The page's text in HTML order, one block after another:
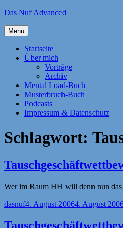
Zum
springen
Das Nuf Advanced
Menü
Startseite
Über mich
Vorträge
Archiv
Mental Load-Buch
Musterbruch-Buch
Podcasts
Impressum & Datenschutz
Schlagwort:
Wer im Raum HH will denn nun das
Autor
dasnufVeröffentlicht
4. August 20064. August